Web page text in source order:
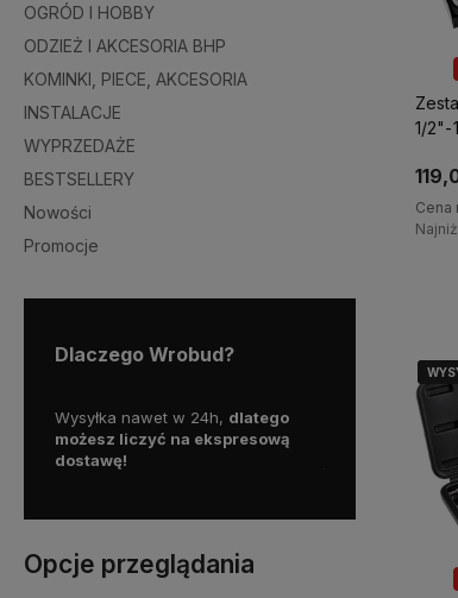
OGRÓD I HOBBY
ODZIEŻ I AKCESORIA BHP
KOMINKI, PIECE, AKCESORIA
INSTALACJE
WYPRZEDAŻE
BESTSELLERY
Nowości
Promocje
Dlaczego Wrobud?
Wysyłka nawet w 24h, dlatego
możesz liczyć na ekspresową
dostawę!
Skorzystaj z
Paczkomatem
Opcje przeglądania
1/2"-
Cena